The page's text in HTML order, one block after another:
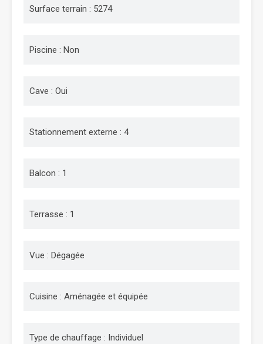
Surface terrain : 5274
Piscine : Non
Cave : Oui
Stationnement externe : 4
Balcon : 1
Terrasse : 1
Vue : Dégagée
Cuisine : Aménagée et équipée
Type de chauffage : Individuel